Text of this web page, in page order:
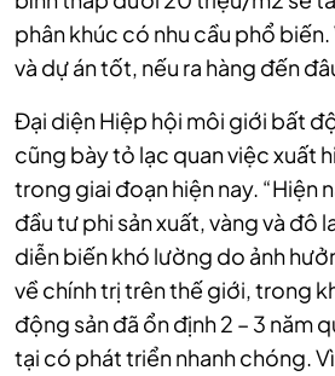
phân khúc có nhu cầu phổ
và dự án tốt, nếu ra hàng đến
Đại diện Hiệp hội môi giới bất
cũng bày tỏ lạc quan việc xuất
trong giai đoạn hiện nay. “Hiện
đầu tư phi sản xuất, vàng và đô
diễn biến khó lường do ảnh
về chính trị trên thế giới, trong
động sản đã ổn định 2 – 3 năm
tại có phát triển nhanh chóng.